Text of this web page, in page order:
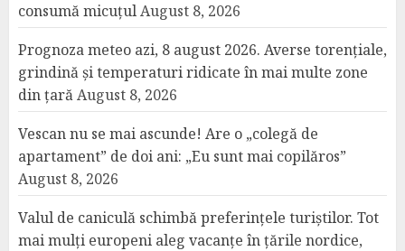
consumă micuțulAugust 8, 2026
Prognoza meteo azi, 8 august 2026. Averse torențiale,
grindină și temperaturi ridicate în mai multe zone
din țarăAugust 8, 2026
Vescan nu se mai ascunde! Are o „colegă de
apartament” de doi ani: „Eu sunt mai copilăros”
August 8, 2026
Valul de caniculă schimbă preferințele turiștilor. Tot
mai mulți europeni aleg vacanțe în țările nordice,